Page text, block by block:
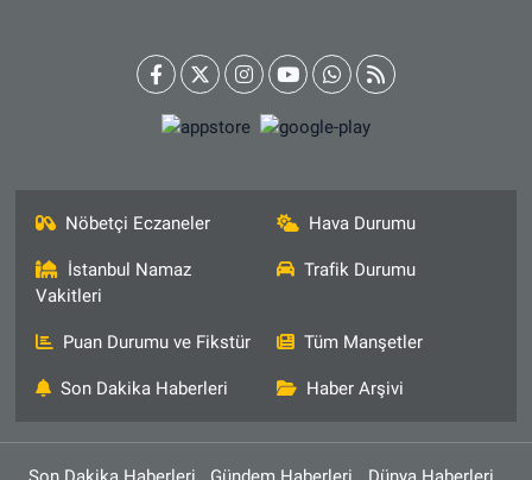
Nöbetçi Eczaneler Hava Durumu
İstanbul Namaz
Vakitleri
Trafik Durumu
Puan Durumu ve Fikstür Tüm Manşetler
Son Dakika Haberleri Haber Arşivi